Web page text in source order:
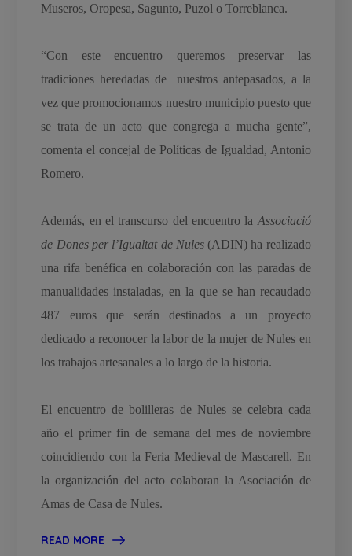
Museros, Oropesa, Sagunto, Puzol o Torreblanca.
“Con este encuentro queremos preservar las
tradiciones heredadas de nuestros antepasados, a la
vez que promocionamos nuestro municipio puesto que
se trata de un acto que congrega a mucha gente”,
comenta el concejal de Políticas de Igualdad, Antonio
Romero.
Además, en el transcurso del encuentro la Associació
de Dones per l’Igualtat de Nules(ADIN) ha realizado
una rifa benéfica en colaboración con las paradas de
manualidades instaladas, en la que se han recaudado
487 euros que serán destinados a un proyecto
dedicado a reconocer la labor de la mujer de Nules en
los trabajos artesanales a lo largo de la historia.
El encuentro de bolilleras de Nules se celebra cada
año el primer fin de semana del mes de noviembre
coincidiendo con la Feria Medieval de Mascarell. En
la organización del acto colaboran la Asociación de
Amas de Casa de Nules.
READ MORE